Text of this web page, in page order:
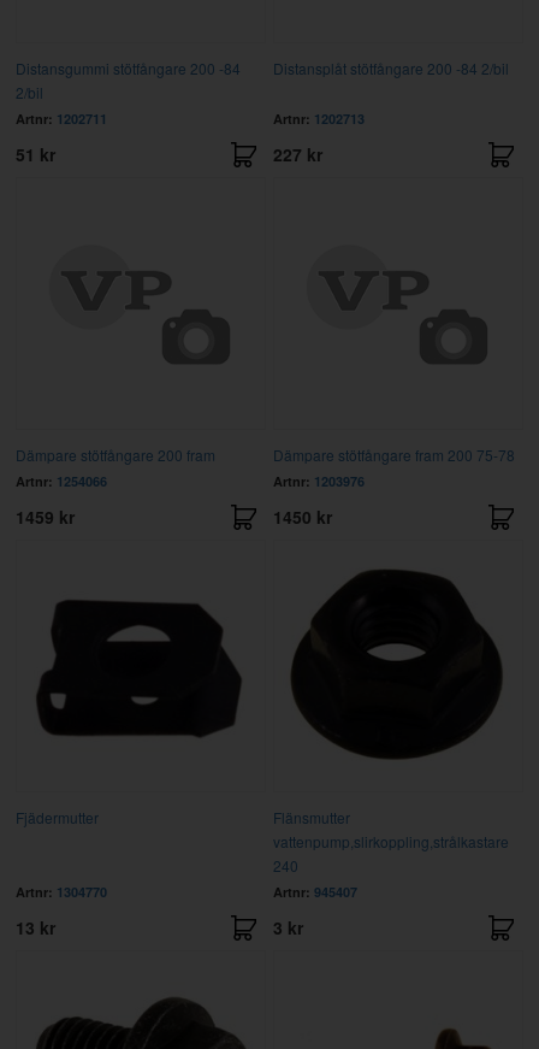
Distansgummi stötfångare 200 -84
2/bil
Artnr: 1202711
51 kr
Distansplåt stötfångare 200 -84 2/bil
Artnr: 1202713
227 kr
Dämpare stötfångare 200 fram
Artnr: 1254066
1459 kr
Dämpare stötfångare fram 200 75-78
Artnr: 1203976
1450 kr
Fjädermutter
Artnr: 1304770
13 kr
Flänsmutter
vattenpump,slirkoppling,strålkastare
240
Artnr: 945407
3 kr